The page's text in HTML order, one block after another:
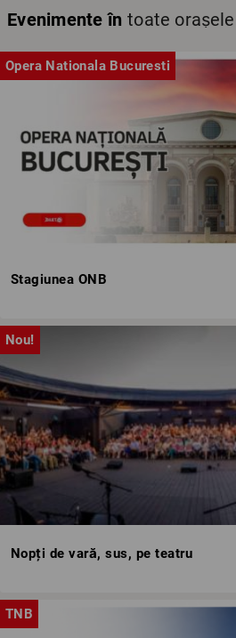
Evenimente în toate orașele
Opera Nationala Bucuresti
Stagiunea ONB
Nou!
Nopți de vară, sus, pe teatru
TNB